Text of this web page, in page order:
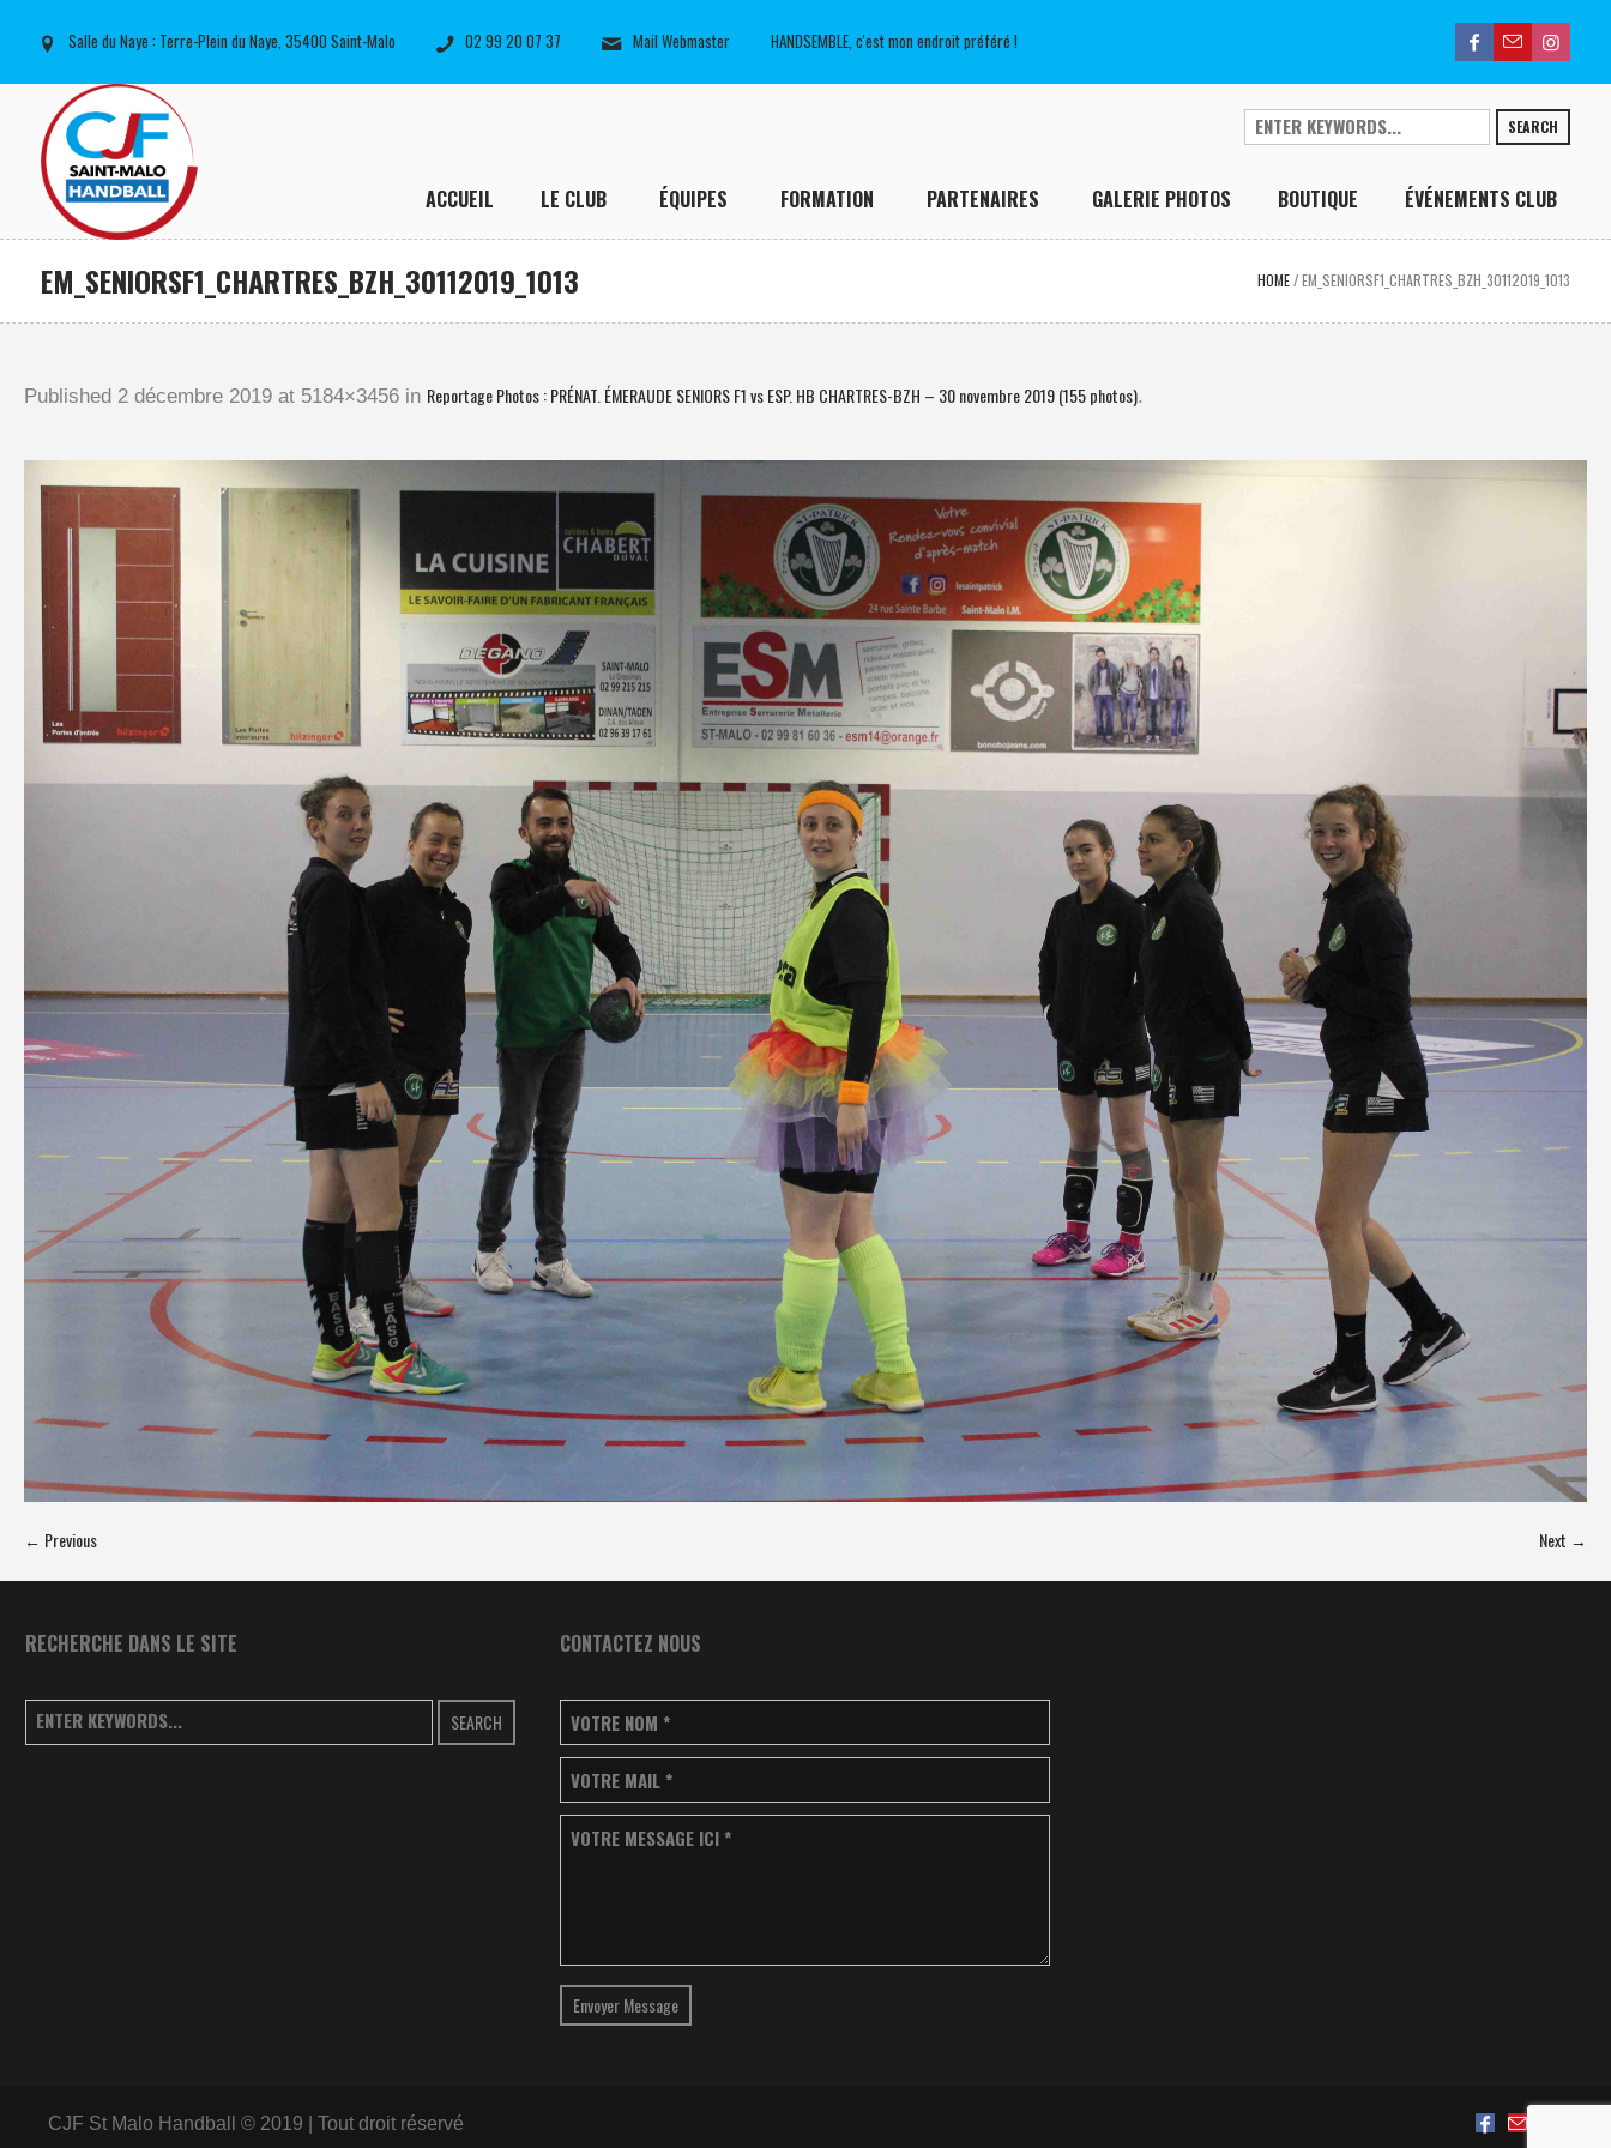
Salle du Naye : Terre-Plein du Naye, 35400 Saint-Malo 02 99 20 07 37 Mail Webmaster HANDSEMBLE, c'est mon endroit préféré !
SEARCH
ACCUEIL LE CLUB ÉQUIPES FORMATION PARTENAIRES GALERIE PHOTOS BOUTIQUE ÉVÉNEMENTS CLUB
EM_SENIORSF1_CHARTRES_BZH_30112019_1013 HOME /EM_SENIORSF1_CHARTRES_BZH_30112019_1013
Published 2 décembre 2019 at 5184×3456 in Reportage Photos : PRÉNAT. ÉMERAUDE SENIORS F1 vs ESP. HB CHARTRES-BZH – 30 novembre 2019 (155 photos).
← Previous Next →
RECHERCHE DANS LE SITE
SEARCH
CONTACTEZ NOUS
VOTRE NOM *
VOTRE MAIL *
VOTRE MESSAGE ICI *
Envoyer Message
CJF St Malo Handball © 2019 | Tout droit réservé